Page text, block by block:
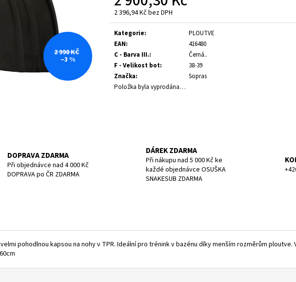
2 396,94 Kč bez DPH
Měrná
cena:
Kategorie:
PLOUTVE
EAN:
416480
C - Barva III.:
Černá..
F - Velikost bot:
38-39
Značka:
Sopras
Položka byla vyprodána…
2 990 KČ
–3 %
DOPRAVA ZDARMA
Při objednávce nad 4 000 Kč
DOPRAVA po ČR ZDARMA
DÁREK ZDARMA
Při nákupu nad 5 000 Kč ke
každé objednávce OSUŠKA
SNAKESUB ZDARMA
pohodlnou kapsou na nohy v TPR. Ideální pro trénink v bazénu díky menším rozměrům ploutve.
1 197 Kč